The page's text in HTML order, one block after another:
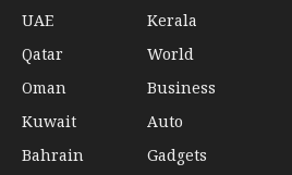
UAE
Qatar
Oman
Kuwait
Bahrain
Kerala
World
Business
Auto
Gadgets